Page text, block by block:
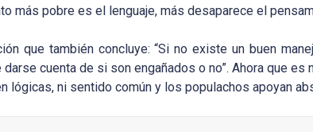
más pobre es el lenguaje, más desaparece el
que también concluye: “Si no existe un buen
cuenta de si son engañados o no”. Ahora que
lógicas, ni sentido común y los populachos apoyan